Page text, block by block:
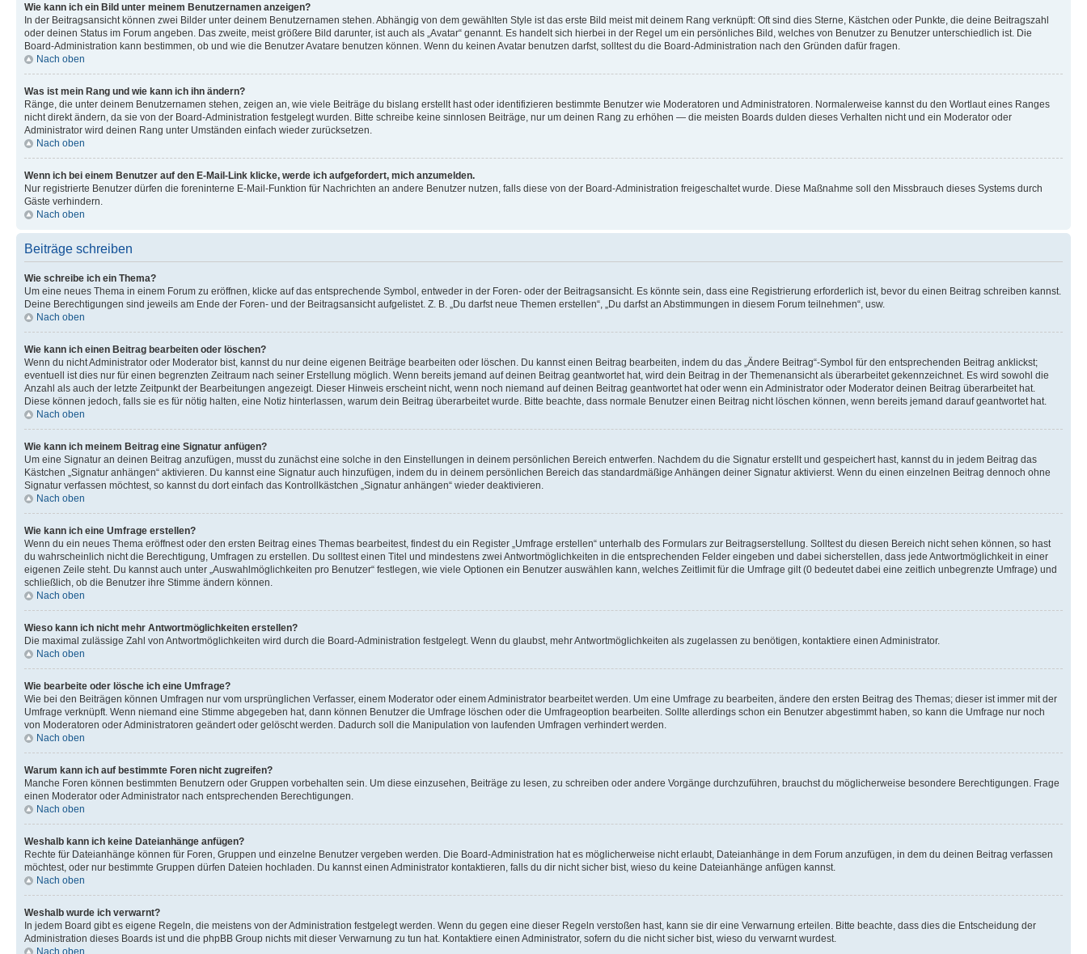
Wie kann ich ein Bild unter meinem Benutzernamen anzeigen?
In der Beitragsansicht können zwei Bilder unter deinem Benutzernamen stehen. Abhängig von dem gewählten Style ist das erste Bild meist mit deinem Rang verknüpft: Oft sind dies Sterne, Kästchen oder Punkte, die deine Beitragszahl
oder deinen Status im Forum angeben. Das zweite, meist größere Bild darunter, ist auch als „Avatar“ genannt. Es handelt sich hierbei in der Regel um ein persönliches Bild, welches von Benutzer zu Benutzer unterschiedlich ist. Die
Board-Administration kann bestimmen, ob und wie die Benutzer Avatare benutzen können. Wenn du keinen Avatar benutzen darfst, solltest du die Board-Administration nach den Gründen dafür fragen.
Nach oben
Was ist mein Rang und wie kann ich ihn ändern?
Ränge, die unter deinem Benutzernamen stehen, zeigen an, wie viele Beiträge du bislang erstellt hast oder identifizieren bestimmte Benutzer wie Moderatoren und Administratoren. Normalerweise kannst du den Wortlaut eines Ranges
nicht direkt ändern, da sie von der Board-Administration festgelegt wurden. Bitte schreibe keine sinnlosen Beiträge, nur um deinen Rang zu erhöhen — die meisten Boards dulden dieses Verhalten nicht und ein Moderator oder
Administrator wird deinen Rang unter Umständen einfach wieder zurücksetzen.
Nach oben
Wenn ich bei einem Benutzer auf den E-Mail-Link klicke, werde ich aufgefordert, mich anzumelden.
Nur registrierte Benutzer dürfen die foreninterne E-Mail-Funktion für Nachrichten an andere Benutzer nutzen, falls diese von der Board-Administration freigeschaltet wurde. Diese Maßnahme soll den Missbrauch dieses Systems durch
Gäste verhindern.
Nach oben
Beiträge schreiben
Wie schreibe ich ein Thema?
Um eine neues Thema in einem Forum zu eröffnen, klicke auf das entsprechende Symbol, entweder in der Foren- oder der Beitragsansicht. Es könnte sein, dass eine Registrierung erforderlich ist, bevor du einen Beitrag schreiben kannst.
Deine Berechtigungen sind jeweils am Ende der Foren- und der Beitragsansicht aufgelistet. Z. B. „Du darfst neue Themen erstellen“, „Du darfst an Abstimmungen in diesem Forum teilnehmen“, usw.
Nach oben
Wie kann ich einen Beitrag bearbeiten oder löschen?
Wenn du nicht Administrator oder Moderator bist, kannst du nur deine eigenen Beiträge bearbeiten oder löschen. Du kannst einen Beitrag bearbeiten, indem du das „Ändere Beitrag“-Symbol für den entsprechenden Beitrag anklickst;
eventuell ist dies nur für einen begrenzten Zeitraum nach seiner Erstellung möglich. Wenn bereits jemand auf deinen Beitrag geantwortet hat, wird dein Beitrag in der Themenansicht als überarbeitet gekennzeichnet. Es wird sowohl die
Anzahl als auch der letzte Zeitpunkt der Bearbeitungen angezeigt. Dieser Hinweis erscheint nicht, wenn noch niemand auf deinen Beitrag geantwortet hat oder wenn ein Administrator oder Moderator deinen Beitrag überarbeitet hat.
Diese können jedoch, falls sie es für nötig halten, eine Notiz hinterlassen, warum dein Beitrag überarbeitet wurde. Bitte beachte, dass normale Benutzer einen Beitrag nicht löschen können, wenn bereits jemand darauf geantwortet hat.
Nach oben
Wie kann ich meinem Beitrag eine Signatur anfügen?
Um eine Signatur an deinen Beitrag anzufügen, musst du zunächst eine solche in den Einstellungen in deinem persönlichen Bereich entwerfen. Nachdem du die Signatur erstellt und gespeichert hast, kannst du in jedem Beitrag das
Kästchen „Signatur anhängen“ aktivieren. Du kannst eine Signatur auch hinzufügen, indem du in deinem persönlichen Bereich das standardmäßige Anhängen deiner Signatur aktivierst. Wenn du einen einzelnen Beitrag dennoch ohne
Signatur verfassen möchtest, so kannst du dort einfach das Kontrollkästchen „Signatur anhängen“ wieder deaktivieren.
Nach oben
Wie kann ich eine Umfrage erstellen?
Wenn du ein neues Thema eröffnest oder den ersten Beitrag eines Themas bearbeitest, findest du ein Register „Umfrage erstellen“ unterhalb des Formulars zur Beitragserstellung. Solltest du diesen Bereich nicht sehen können, so hast
du wahrscheinlich nicht die Berechtigung, Umfragen zu erstellen. Du solltest einen Titel und mindestens zwei Antwortmöglichkeiten in die entsprechenden Felder eingeben und dabei sicherstellen, dass jede Antwortmöglichkeit in einer
eigenen Zeile steht. Du kannst auch unter „Auswahlmöglichkeiten pro Benutzer“ festlegen, wie viele Optionen ein Benutzer auswählen kann, welches Zeitlimit für die Umfrage gilt (0 bedeutet dabei eine zeitlich unbegrenzte Umfrage) und
schließlich, ob die Benutzer ihre Stimme ändern können.
Nach oben
Wieso kann ich nicht mehr Antwortmöglichkeiten erstellen?
Die maximal zulässige Zahl von Antwortmöglichkeiten wird durch die Board-Administration festgelegt. Wenn du glaubst, mehr Antwortmöglichkeiten als zugelassen zu benötigen, kontaktiere einen Administrator.
Nach oben
Wie bearbeite oder lösche ich eine Umfrage?
Wie bei den Beiträgen können Umfragen nur vom ursprünglichen Verfasser, einem Moderator oder einem Administrator bearbeitet werden. Um eine Umfrage zu bearbeiten, ändere den ersten Beitrag des Themas; dieser ist immer mit der
Umfrage verknüpft. Wenn niemand eine Stimme abgegeben hat, dann können Benutzer die Umfrage löschen oder die Umfrageoption bearbeiten. Sollte allerdings schon ein Benutzer abgestimmt haben, so kann die Umfrage nur noch
von Moderatoren oder Administratoren geändert oder gelöscht werden. Dadurch soll die Manipulation von laufenden Umfragen verhindert werden.
Nach oben
Warum kann ich auf bestimmte Foren nicht zugreifen?
Manche Foren können bestimmten Benutzern oder Gruppen vorbehalten sein. Um diese einzusehen, Beiträge zu lesen, zu schreiben oder andere Vorgänge durchzuführen, brauchst du möglicherweise besondere Berechtigungen. Frage
einen Moderator oder Administrator nach entsprechenden Berechtigungen.
Nach oben
Weshalb kann ich keine Dateianhänge anfügen?
Rechte für Dateianhänge können für Foren, Gruppen und einzelne Benutzer vergeben werden. Die Board-Administration hat es möglicherweise nicht erlaubt, Dateianhänge in dem Forum anzufügen, in dem du deinen Beitrag verfassen
möchtest, oder nur bestimmte Gruppen dürfen Dateien hochladen. Du kannst einen Administrator kontaktieren, falls du dir nicht sicher bist, wieso du keine Dateianhänge anfügen kannst.
Nach oben
Weshalb wurde ich verwarnt?
In jedem Board gibt es eigene Regeln, die meistens von der Administration festgelegt werden. Wenn du gegen eine dieser Regeln verstoßen hast, kann sie dir eine Verwarnung erteilen. Bitte beachte, dass dies die Entscheidung der
Administration dieses Boards ist und die phpBB Group nichts mit dieser Verwarnung zu tun hat. Kontaktiere einen Administrator, sofern du die nicht sicher bist, wieso du verwarnt wurdest.
Nach oben